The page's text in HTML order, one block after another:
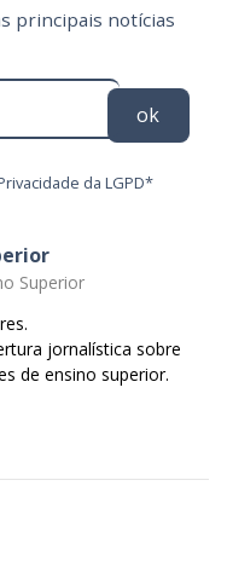
principais notícias
ok
da LGPD*
Superior
jornalística sobre
de ensino superior.